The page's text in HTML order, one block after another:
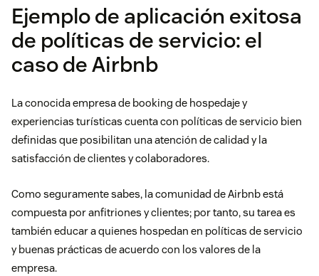
Ejemplo de aplicación exitosa
de políticas de servicio: el
caso de Airbnb
La conocida empresa de booking de hospedaje y
experiencias turísticas cuenta con políticas de servicio bien
definidas que posibilitan una atención de calidad y la
satisfacción de clientes y colaboradores.
Como seguramente sabes, la comunidad de Airbnb está
compuesta por anfitriones y clientes; por tanto, su tarea es
también educar a quienes hospedan en políticas de servicio
y buenas prácticas de acuerdo con los valores de la
empresa.